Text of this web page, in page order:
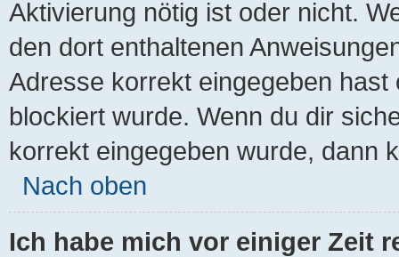
Aktivierung nötig ist oder nicht.
den dort enthaltenen
Adresse korrekt eingegeben
blockiert wurde. Wenn du dir
korrekt eingegeben wurde, dann
Nach oben
Ich habe mich vor einiger Zeit